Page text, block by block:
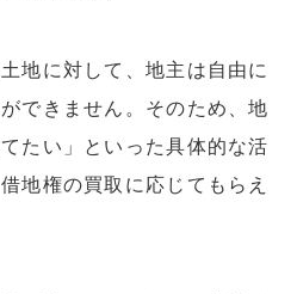
地に対して、地主は自由に
できません。そのため、地
たい」といった具体的な活
地権の買取に応じてもらえ